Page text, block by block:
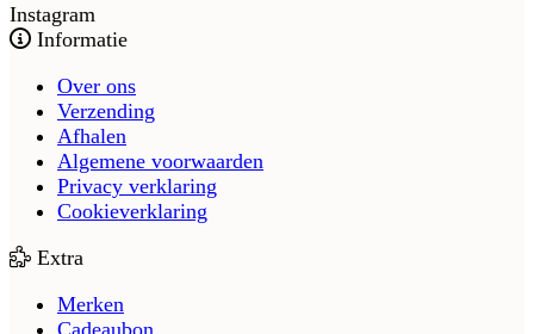
Instagram
Informatie
Over ons
Verzending
Afhalen
Algemene voorwaarden
Privacy verklaring
Cookieverklaring
Extra
Merken
Cadeaubon